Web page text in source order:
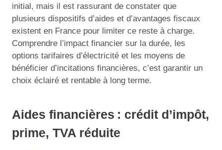
initial, mais il est rassurant de constater que
plusieurs dispositifs d’aides et d’avantages fiscaux
existent en France pour limiter ce reste à charge.
Comprendre l’impact financier sur la durée, les
options tarifaires d’électricité et les moyens de
bénéficier d’incitations financières, c’est garantir un
choix éclairé et rentable à long terme.
Aides financières : crédit d’impôt,
prime, TVA réduite